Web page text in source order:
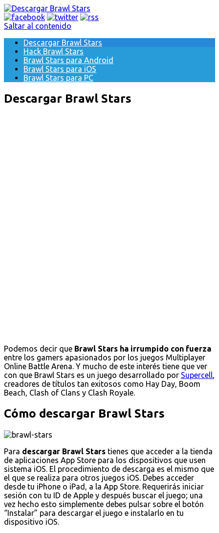
Saltar al contenido
Descargar Brawl Stars
Hack Brawl Stars
Brawl Stars para Android
Brawl Stars para iOS
Brawl Stars para PC
Descargar Brawl Stars
Podemos decir que Brawl Stars ha irrumpido con fuerza
entre los gamers apasionados por los juegos Multiplayer
Online Battle Arena. Y mucho de este interés tiene que ver
con que Brawl Stars es un juego desarrollado por Supercell,
creadores de títulos tan exitosos como Hay Day, Boom
Beach, Clash of Clans y Clash Royale.
Cómo descargar Brawl Stars
Para descargar Brawl Stars tienes que acceder a la tienda
de aplicaciones App Store para los dispositivos que usen
sistema iOS. El procedimiento de descarga es el mismo que
el que se realiza para otros juegos iOS. Debes acceder
desde tu iPhone o iPad, a la App Store. Requerirás iniciar
sesión con tu ID de Apple y después buscar el juego; una
vez hecho esto simplemente debes pulsar sobre el botón
“Instalar” para descargar el juego e instalarlo en tu
dispositivo iOS.